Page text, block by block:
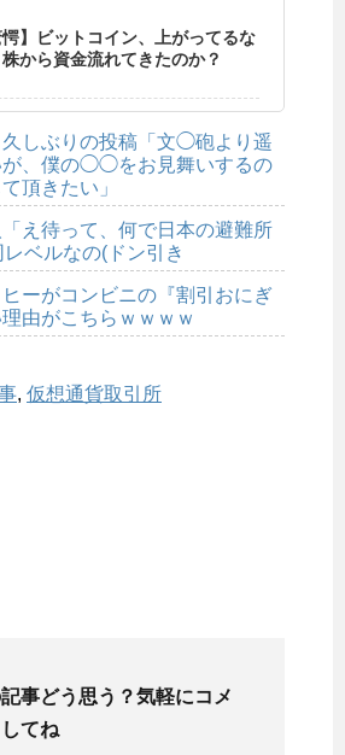
愕】ビットコイン、上がってるな
株から資金流れてきたのか？
しぶりの投稿「文◯砲より遥
が、僕の◯◯をお見舞いするの
頂きたい」
「え待って、何で日本の避難所
ベルなの(ドン引き
ヒーがコンビニの『割引おにぎ
由がこちらｗｗｗｗ
, 仮想通貨取引所
事どう思う？気軽にコメ
てね